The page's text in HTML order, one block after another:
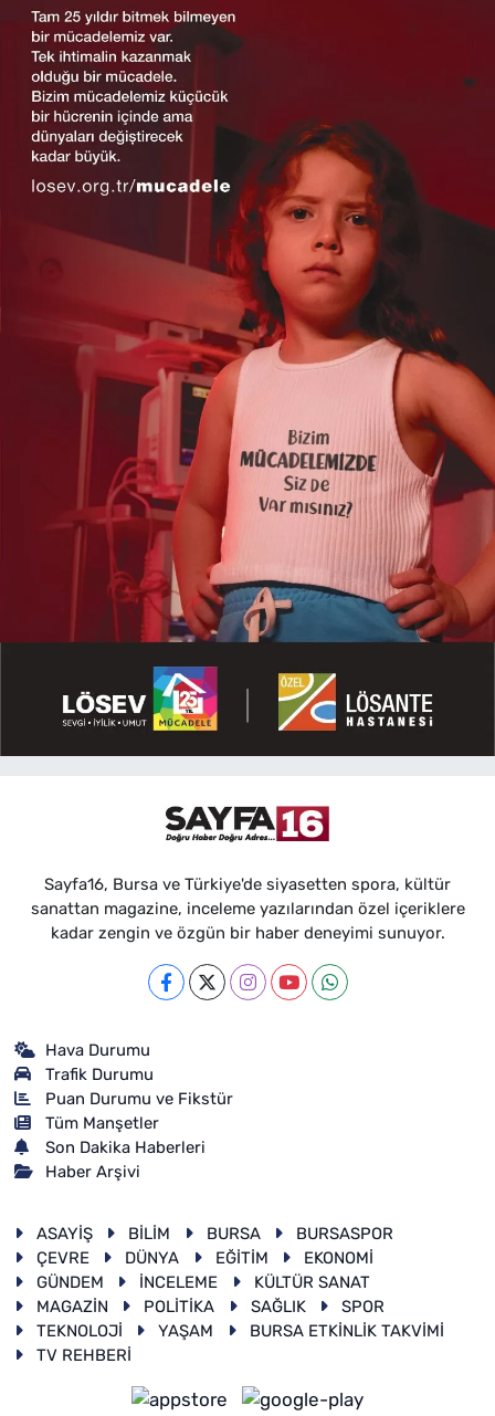
Sayfa16, Bursa ve Türkiye'de siyasetten spora, kültür
sanattan magazine, inceleme yazılarından özel içeriklere
kadar zengin ve özgün bir haber deneyimi sunuyor.
Hava Durumu
Trafik Durumu
Puan Durumu ve Fikstür
Tüm Manşetler
Son Dakika Haberleri
Haber Arşivi
ASAYİŞ BİLİM BURSA
BURSASPOR
ÇEVRE
DÜNYA EĞİTİM
EKONOMİ
GÜNDEM
İNCELEME
KÜLTÜR SANAT
MAGAZİN
POLİTİKA SAĞLIK
SPOR
TEKNOLOJİ
YAŞAM
BURSA ETKİNLİK TAKVİMİ
TV REHBERİ